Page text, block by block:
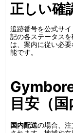
正しい確
追跡番号を公式サ
記の各ステータス
は、案内に従い必
能です。
目安（国
国内配送の場合、